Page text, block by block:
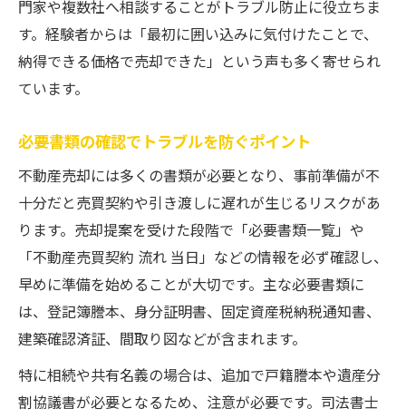
門家や複数社へ相談することがトラブル防止に役立ちま
す。経験者からは「最初に囲い込みに気付けたことで、
納得できる価格で売却できた」という声も多く寄せられ
ています。
必要書類の確認でトラブルを防ぐポイント
不動産売却には多くの書類が必要となり、事前準備が不
十分だと売買契約や引き渡しに遅れが生じるリスクがあ
ります。売却提案を受けた段階で「必要書類一覧」や
「不動産売買契約 流れ 当日」などの情報を必ず確認し、
早めに準備を始めることが大切です。主な必要書類に
は、登記簿謄本、身分証明書、固定資産税納税通知書、
建築確認済証、間取り図などが含まれます。
特に相続や共有名義の場合は、追加で戸籍謄本や遺産分
割協議書が必要となるため、注意が必要です。司法書士